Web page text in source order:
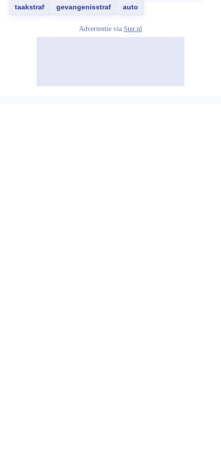
taakstraf gevangenisstraf auto
Advertentie via Ster.nl